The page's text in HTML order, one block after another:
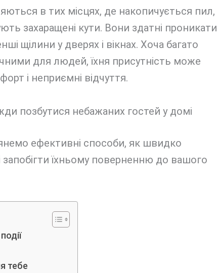
в тих місцях, де накопичується пил,
захаращені кути. Вони здатні проникати
щілини у дверях і вікнах. Хоча багато
для людей, їхня присутність може
і неприємні відчуття.
ефективні способи, як швидко
запобігти їхньому поверненню до вашого
тебе